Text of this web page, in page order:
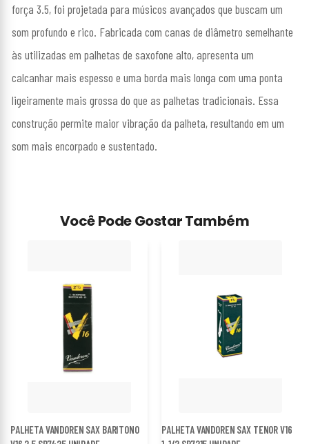
força 3.5, foi projetada para músicos avançados que buscam um
som profundo e rico. Fabricada com canas de diâmetro semelhante
às utilizadas em palhetas de saxofone alto, apresenta um
calcanhar mais espesso e uma borda mais longa com uma ponta
ligeiramente mais grossa do que as palhetas tradicionais. Essa
construção permite maior vibração da palheta, resultando em um
som mais encorpado e sustentado.
Você Pode Gostar Também
PALHETA VANDOREN SAX BARITONO
PALHETA VANDOREN SAX TENOR V16